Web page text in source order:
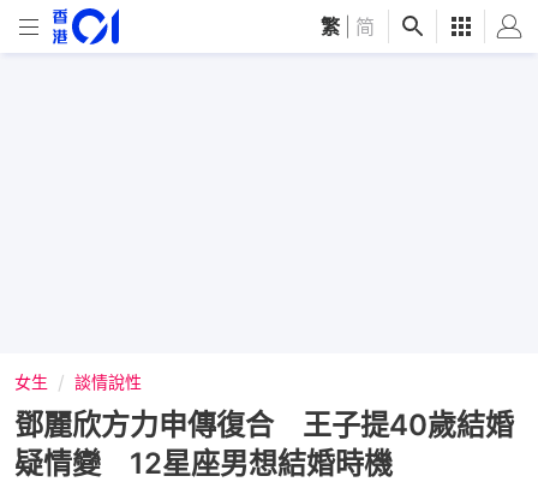
繁 简
女生 談情說性
鄧麗欣方力申傳復合 王子提40歲結婚
疑情變 12星座男想結婚時機